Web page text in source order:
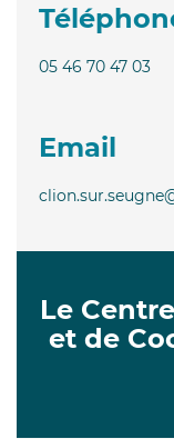
05 46 70 47 03
Email
Le
et de